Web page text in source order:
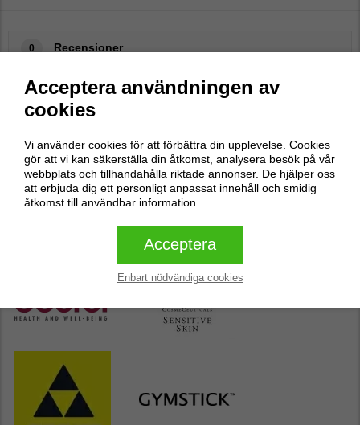
Acceptera användningen av
cookies
Vi använder cookies för att förbättra din upplevelse. Cookies
gör att vi kan säkerställa din åtkomst, analysera besök på vår
webbplats och tillhandahålla riktade annonser. De hjälper oss
att erbjuda dig ett personligt anpassat innehåll och smidig
åtkomst till användbar information.
Acceptera
Enbart nödvändiga cookies
0 Recensioner
Inga recensioner
Skriv en recension
Skriv en recension